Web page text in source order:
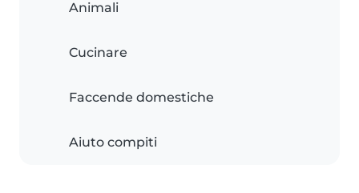
Animali
Cucinare
Faccende domestiche
Aiuto compiti